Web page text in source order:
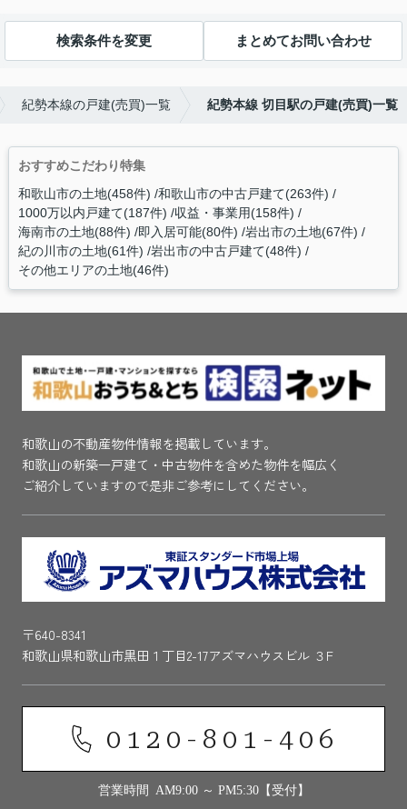
検索条件を変更 まとめてお問い合わせ
紀勢本線の戸建(売買)一覧 紀勢本線 切目駅の戸建(売買)一覧
おすすめこだわり特集
和歌山市の土地(458件) 和歌山市の中古戸建て(263件)
1000万以内戸建て(187件) 収益・事業用(158件)
海南市の土地(88件) 即入居可能(80件) 岩出市の土地(67件)
紀の川市の土地(61件) 岩出市の中古戸建て(48件)
その他エリアの土地(46件)
和歌山の不動産物件情報を掲載しています。
和歌山の新築一戸建て・中古物件を含めた物件を幅広く
ご紹介していますので是非ご参考にしてください。
〒640-8341
和歌山県和歌山市黒田１丁目2-17アズマハウスビル ３F
0120-801-406
営業時間 AM9:00 ～ PM5:30【受付】